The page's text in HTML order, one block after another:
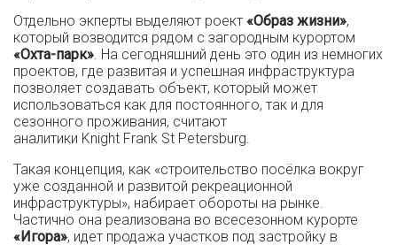
Отдельно экперты выделяют роект «Образ жизни»,
который возводится рядом с загородным курортом
«Охта-парк». На сегодняшний день это один из немногих
проектов, где развитая и успешная инфраструктура
позволяет создавать объект, который может
использоваться как для постоянного, так и для
сезонного проживания, считают
аналитики Knight Frank St Petersburg.
Такая концепция, как «строительство посёлка вокруг
уже созданной и развитой рекреационной
инфраструктуры», набирает обороты на рынке.
Частично она реализована во всесезонном курорте
«Игора», идет продажа участков под застройку в